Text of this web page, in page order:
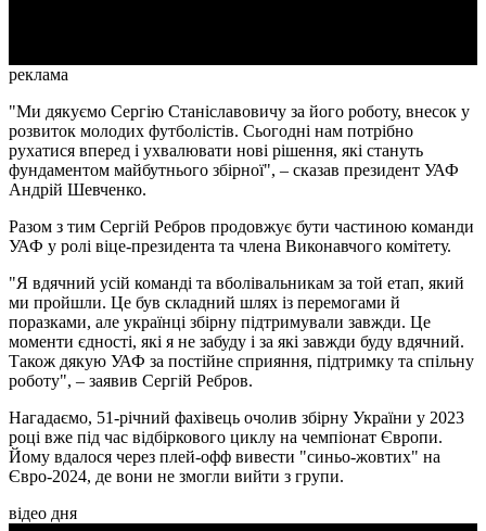
реклама
"Ми дякуємо Сергію Станіславовичу за його роботу, внесок у
розвиток молодих футболістів. Сьогодні нам потрібно
рухатися вперед і ухвалювати нові рішення, які стануть
фундаментом майбутнього збірної", – сказав президент УАФ
Андрій Шевченко.
Разом з тим Сергій Ребров продовжує бути частиною команди
УАФ у ролі віце-президента та члена Виконавчого комітету.
"Я вдячний усій команді та вболівальникам за той етап, який
ми пройшли. Це був складний шлях із перемогами й
поразками, але українці збірну підтримували завжди. Це
моменти єдності, які я не забуду і за які завжди буду вдячний.
Також дякую УАФ за постійне сприяння, підтримку та спільну
роботу", – заявив Сергій Ребров.
Нагадаємо, 51-річний фахівець очолив збірну України у 2023
році вже під час відбіркового циклу на чемпіонат Європи.
Йому вдалося через плей-офф вивести "синьо-жовтих" на
Євро-2024, де вони не змогли вийти з групи.
відео дня